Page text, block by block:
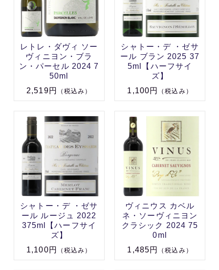
レトレ・ダヴィ ソー
ヴィニヨン・ブラ
ン・パーセル 2024 7
50ml
2,519円
（税込み）
シャトー・デ ・ゼサ
ール ブラン 2025 37
5ml【ハーフサイ
ズ】
1,100円
（税込み）
シャトー・デ ・ゼサ
ール ルージュ 2022
375ml【ハーフサイ
ズ】
1,100円
（税込み）
ヴィニウス カベル
ネ・ソーヴィニヨン
クラシック 2024 75
0ml
1,485円
（税込み）